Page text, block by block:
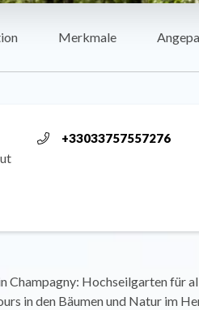
Merkmale
+33033757557276
Champagny: Hochseilgarten für
in den Bäumen und Natur im